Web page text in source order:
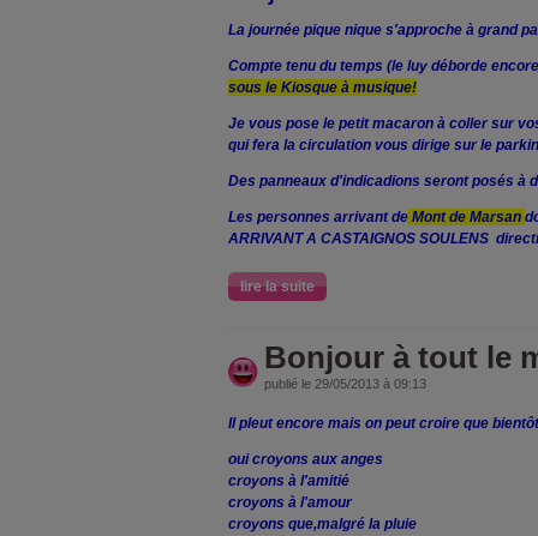
La journée pique nique s'approche à grand
Compte tenu du temps (le luy déborde
sous le Kiosque à musique!
Je vous pose le petit macaron à coller sur
qui fera la circulation vous dirige sur le
Des panneaux d'indicadions seront posés à
Les personnes arrivant de Mont de Marsan
ARRIVANT A CASTAIGNOS SOULENS
lire la suite
Bonjour à tout le
publié le 29/05/2013 à 09:13
Il pleut encore mais on peut croire que
oui croyons aux anges
croyons à l'amitié
croyons à l'amour
croyons que,malgré la pluie